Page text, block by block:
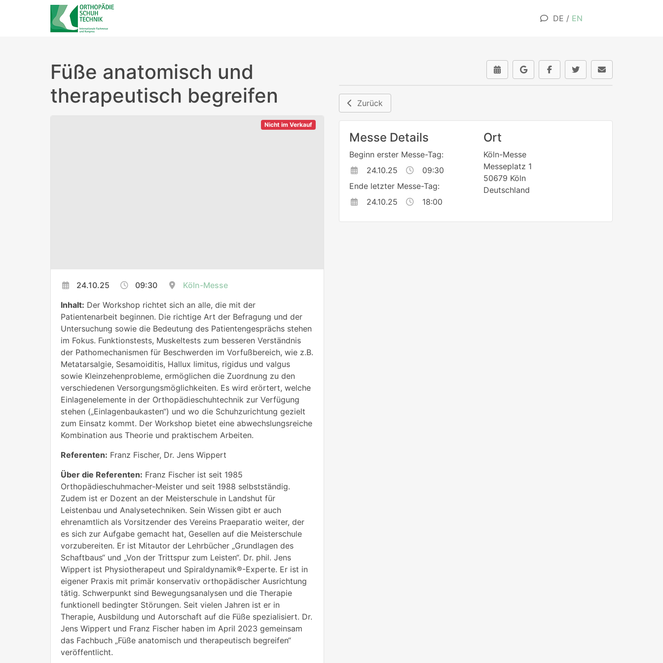
DE / EN
Füße anatomisch und
therapeutisch begreifen
Nicht im Verkauf
24.10.25 09:30
Köln-Messe
Inhalt: Der Workshop richtet sich an alle, die mit der
Patientenarbeit beginnen. Die richtige Art der Befragung und der
Untersuchung sowie die Bedeutung des Patientengesprächs stehen
im Fokus. Funktionstests, Muskeltests zum besseren Verständnis
der Pathomechanismen für Beschwerden im Vorfußbereich, wie z.B.
Metatarsalgie, Sesamoiditis, Hallux limitus, rigidus und valgus
sowie Kleinzehenprobleme, ermöglichen die Zuordnung zu den
verschiedenen Versorgungsmöglichkeiten. Es wird erörtert, welche
Einlagenelemente in der Orthopädieschuhtechnik zur Verfügung
stehen („Einlagenbaukasten“) und wo die Schuhzurichtung gezielt
zum Einsatz kommt. Der Workshop bietet eine abwechslungsreiche
Kombination aus Theorie und praktischem Arbeiten.
Referenten: Franz Fischer, Dr. Jens Wippert
Über die Referenten: Franz Fischer ist seit 1985
Orthopädieschuhmacher-Meister und seit 1988 selbstständig.
Zudem ist er Dozent an der Meisterschule in Landshut für
Leistenbau und Analysetechniken. Sein Wissen gibt er auch
ehrenamtlich als Vorsitzender des Vereins Praeparatio weiter, der
es sich zur Aufgabe gemacht hat, Gesellen auf die Meisterschule
vorzubereiten. Er ist Mitautor der Lehrbücher „Grundlagen des
Schaftbaus“ und „Von der Trittspur zum Leisten“. Dr. phil. Jens
Wippert ist Physiotherapeut und Spiraldynamik®-Experte. Er ist in
eigener Praxis mit primär konservativ orthopädischer Ausrichtung
tätig. Schwerpunkt sind Bewegungsanalysen und die Therapie
funktionell bedingter Störungen. Seit vielen Jahren ist er in
Therapie, Ausbildung und Autorschaft auf die Füße spezialisiert. Dr.
Jens Wippert und Franz Fischer haben im April 2023 gemeinsam
das Fachbuch „Füße anatomisch und therapeutisch begreifen“
veröffentlicht.
Zurück
Messe Details
Beginn erster Messe-Tag:
24.10.25
09:30
Ende letzter Messe-Tag:
24.10.25
18:00
Ort
Köln-Messe
Messeplatz 1
50679 Köln
Deutschland